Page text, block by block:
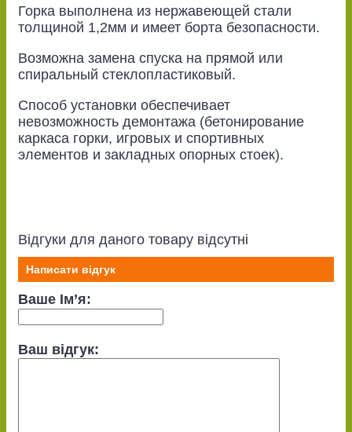
Горка выполнена из нержавеющей стали
толщиной 1,2мм и имеет борта безопасности.
Возможна замена спуска на прямой или
спиральный стеклопластиковый.
Способ установки обеспечивает
невозможность демонтажа (бетонирование
каркаса горки, игровых и спортивных
элементов и закладных опорных стоек).
Відгуки для даного товару відсутні
Написати відгук
Ваше Ім’я:
Ваш відгук: